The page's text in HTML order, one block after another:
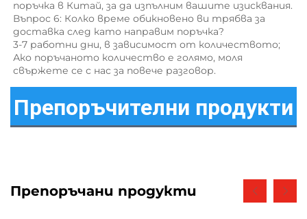
Въпрос 6: Колко време обикновено ви трябва за
доставка след като направим поръчка?
3-7 работни дни, в зависимост от количеството;
Ако поръчаното количество е голямо, моля
свържете се с нас за повече разговор.
Препоръчителни продукти
Препоръчани продукти